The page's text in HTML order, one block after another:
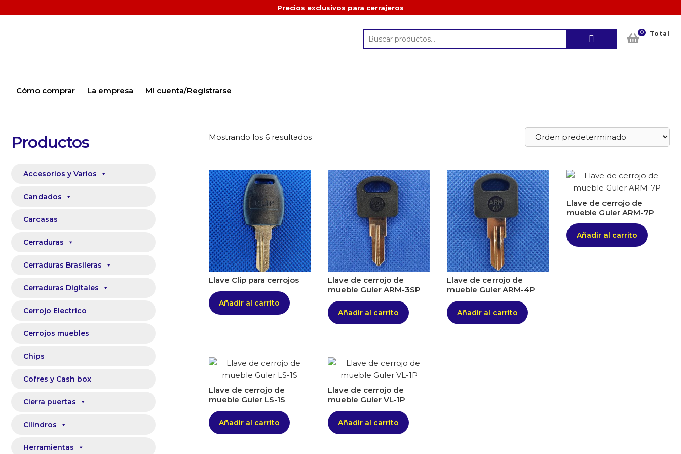
Precios exclusivos para cerrajeros
Buscar
0 Total
Cómo comprar La empresa Mi cuenta/Registrarse
Mostrando los 6 resultados
Llave Clip para cerrojos
Añadir al carrito
Llave de cerrojo de
mueble Guler ARM-3SP
Añadir al carrito
Llave de cerrojo de
mueble Guler ARM-4P
Añadir al carrito
Llave de cerrojo de
mueble Guler ARM-7P
Añadir al carrito
Llave de cerrojo de
mueble Guler LS-1S
Añadir al carrito
Llave de cerrojo de
mueble Guler VL-1P
Añadir al carrito
Productos
Accesorios y Varios
Candados
Carcasas
Cerraduras
Cerraduras Brasileras
Cerraduras Digitales
Cerrojo Electrico
Cerrojos muebles
Chips
Cofres y Cash box
Cierra puertas
Cilindros
Herramientas